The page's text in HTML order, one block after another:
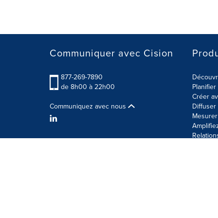
Communiquer avec Cision
877-269-7890
de 8h00 à 22h00
Communiquez avec nous
Créer